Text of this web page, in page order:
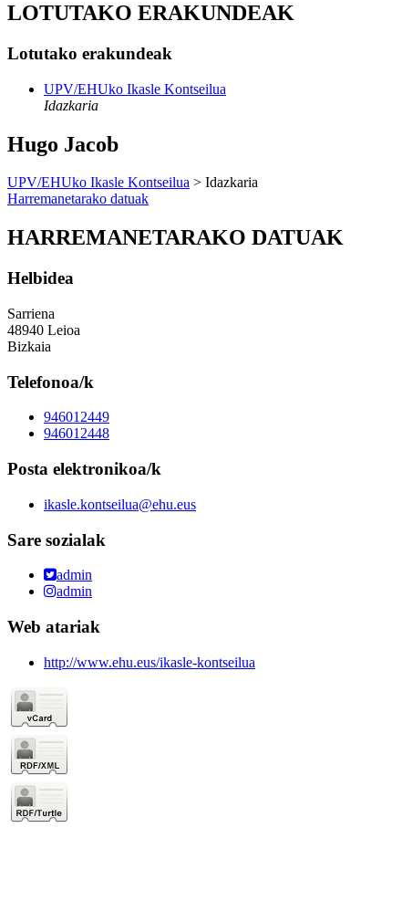
LOTUTAKO ERAKUNDEAK
Lotutako erakundeak
UPV/EHUko Ikasle Kontseilua
Idazkaria
Hugo Jacob
UPV/EHUko Ikasle Kontseilua > Idazkaria
Harremanetarako datuak
HARREMANETARAKO DATUAK
Helbidea
Sarriena
48940 Leioa
Bizkaia
Telefonoa/k
946012449
946012448
Posta elektronikoa/k
ikasle.kontseilua@ehu.eus
Sare sozialak
admin
admin
Web atariak
http://www.ehu.eus/ikasle-kontseilua